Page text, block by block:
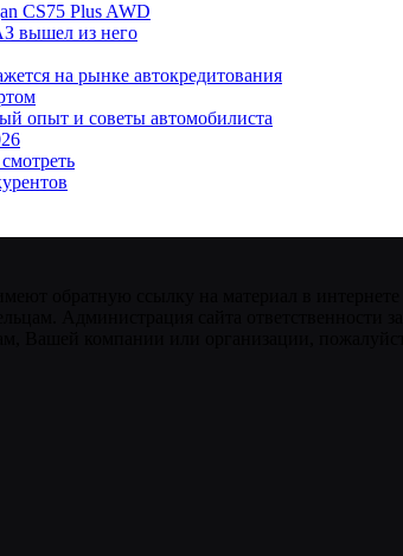
CS75 Plus AWD
вышел из него
на рынке автокредитования
опыт и советы автомобилиста